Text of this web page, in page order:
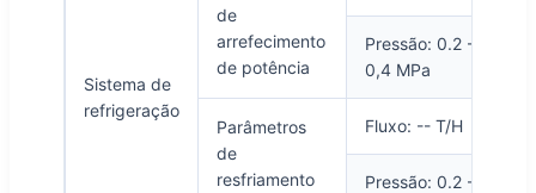
Sistema de
refrigeração
de
arrefecimento
de potência
Pressão: 0.2 -
0,4 MPa
Parâmetros
de
resfriamento
Fluxo: -- T/H
Pressão: 0.2 -